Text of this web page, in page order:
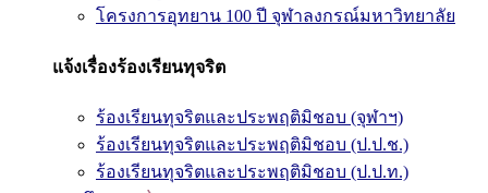
โครงการอุทยาน 100 ปี จุฬาลงกรณ์มหาวิทยาลัย
แจ้งเรื่องร้องเรียนทุจริต
ร้องเรียนทุจริตและประพฤติมิชอบ (จุฬาฯ)
ร้องเรียนทุจริตและประพฤติมิชอบ (ป.ป.ช.)
ร้องเรียนทุจริตและประพฤติมิชอบ (ป.ป.ท.)